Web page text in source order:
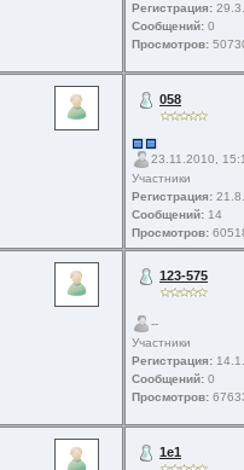
Регистрация:
Сообщений: 0
Просмотров:
058
23.11.2010,
Участники
Регистрация:
Сообщений: 14
Просмотров:
123-575
--
Участники
Регистрация:
Сообщений: 0
Просмотров:
1e1